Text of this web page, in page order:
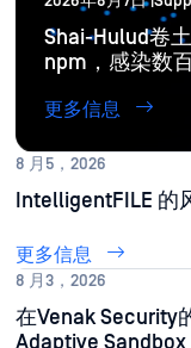
Shai-Hulud卷
npm，感染数
更多信息
8 月5，2026
IntelligentFILE 的
更多信息
8 月3，2026
在Venak Security